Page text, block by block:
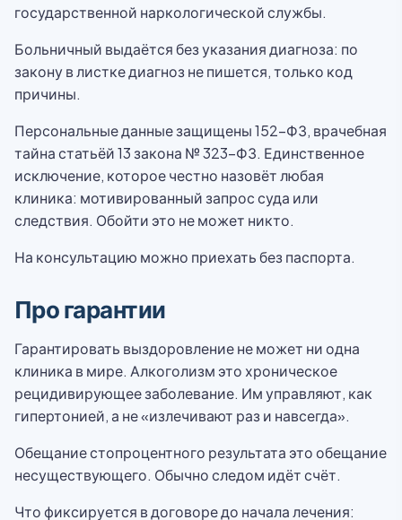
государственной наркологической службы.
Больничный выдаётся без указания диагноза: по
закону в листке диагноз не пишется, только код
причины.
Персональные данные защищены 152-ФЗ, врачебная
тайна статьёй 13 закона № 323-ФЗ. Единственное
исключение, которое честно назовёт любая
клиника: мотивированный запрос суда или
следствия. Обойти это не может никто.
На консультацию можно приехать без паспорта.
Про гарантии
Гарантировать выздоровление не может ни одна
клиника в мире. Алкоголизм это хроническое
рецидивирующее заболевание. Им управляют, как
гипертонией, а не «излечивают раз и навсегда».
Обещание стопроцентного результата это обещание
несуществующего. Обычно следом идёт счёт.
Что фиксируется в договоре до начала лечения: